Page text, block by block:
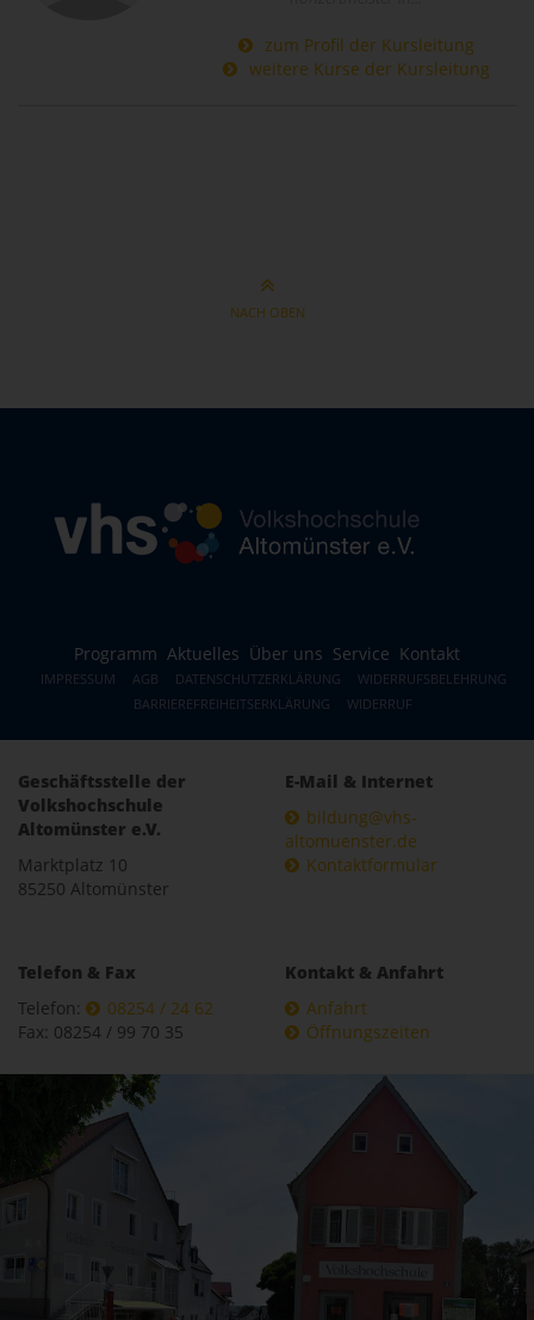
zum Profil der Kursleitung
weitere Kurse der Kursleitung
NACH OBEN
Programm Aktuelles Über uns Service Kontakt
IMPRESSUM AGB DATENSCHUTZERKLÄRUNG
WIDERRUFSBELEHRUNG
BARRIEREFREIHEITSERKLÄRUNG
WIDERRUF
Geschäftsstelle der
Volkshochschule
Altomünster e.V.
Marktplatz 10
85250 Altomünster
E-Mail & Internet
bildung@vhs-
altomuenster.de
Kontaktformular
Telefon & Fax
Telefon:
08254 / 24 62
Fax: 08254 / 99 70 35
Kontakt & Anfahrt
Anfahrt
Öffnungszeiten